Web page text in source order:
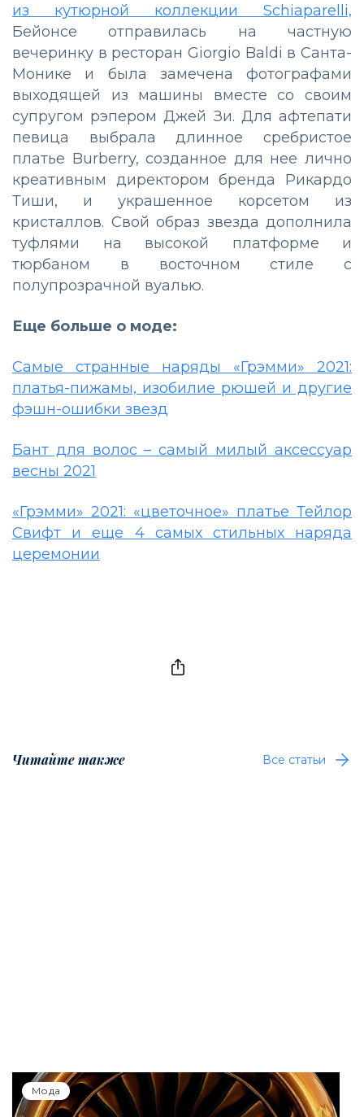
из кутюрной коллекции Schiaparelli,
Бейонсе отправилась на частную
вечеринку в ресторан Giorgio Baldi в Санта-
Монике и была замечена фотографами
выходящей из машины вместе со своим
супругом рэпером Джей Зи. Для афтепати
певица выбрала длинное сребристое
платье Burberry, созданное для нее лично
креативным директором бренда Рикардо
Тиши, и украшенное корсетом из
кристаллов. Свой образ звезда дополнила
туфлями на высокой платформе и
тюрбаном в восточном стиле с
полупрозрачной вуалью.
Еще больше о моде:
Самые странные наряды «Грэмми» 2021:
платья-пижамы, изобилие рюшей и другие
фэшн-ошибки звезд
Бант для волос – самый милый аксессуар
весны 2021
«Грэмми» 2021: «цветочное» платье Тейлор
Свифт и еще 4 самых стильных наряда
церемонии
Читайте также Все статьи
Мода